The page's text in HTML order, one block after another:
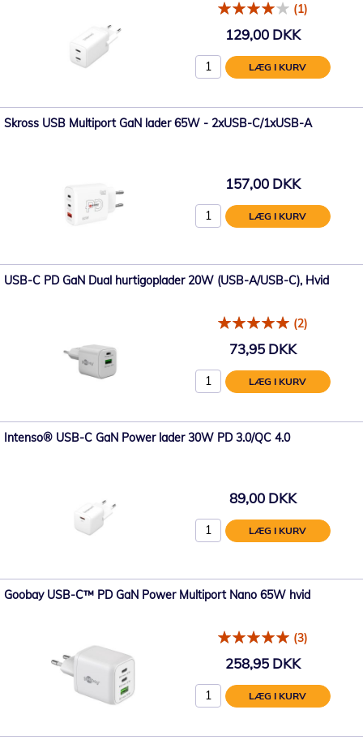
(1)
129,00 DKK
LÆG I KURV
Skross USB Multiport GaN lader 65W - 2xUSB-C/1xUSB-A
157,00 DKK
LÆG I KURV
USB-C PD GaN Dual hurtigoplader 20W (USB-A/USB-C), Hvid
(2)
73,95 DKK
LÆG I KURV
Intenso® USB-C GaN Power lader 30W PD 3.0/QC 4.0
89,00 DKK
LÆG I KURV
Goobay USB-C™ PD GaN Power Multiport Nano 65W hvid
(3)
258,95 DKK
LÆG I KURV